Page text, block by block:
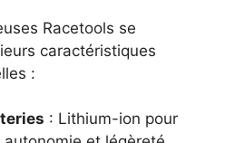
Racetools se
caractéristiques
:
: Lithium-ion pour